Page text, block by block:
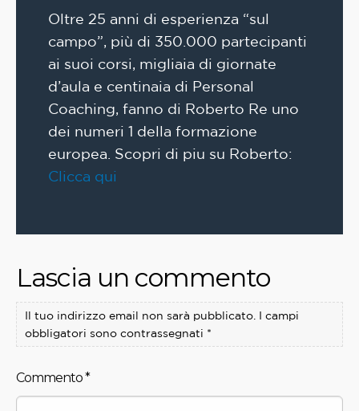
Oltre 25 anni di esperienza “sul
campo”, più di 350.000 partecipanti
ai suoi corsi, migliaia di giornate
d’aula e centinaia di Personal
Coaching, fanno di Roberto Re uno
dei numeri 1 della formazione
europea. Scopri di piu su Roberto:
Clicca qui
Lascia un commento
Il tuo indirizzo email non sarà pubblicato. I campi
obbligatori sono contrassegnati *
Commento*